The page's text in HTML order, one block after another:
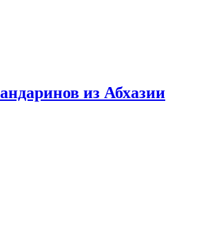
из Абхазии